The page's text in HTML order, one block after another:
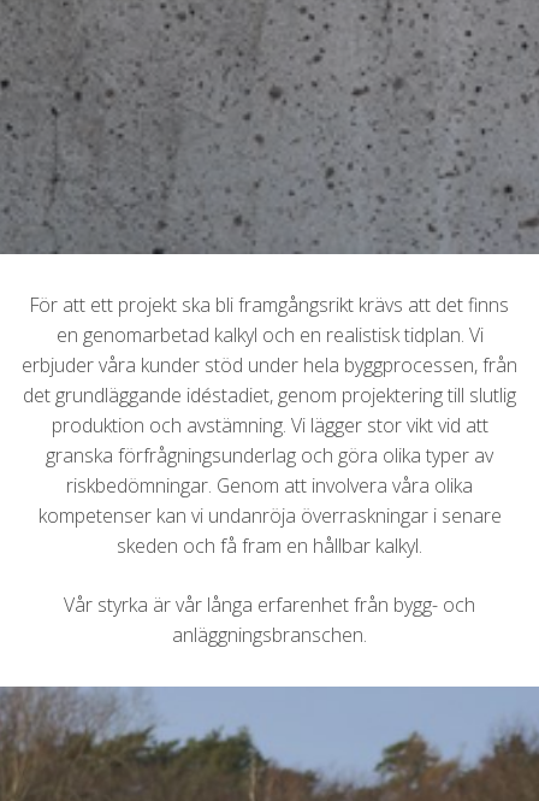
För att ett projekt ska bli framgångsrikt krävs att det finns
en genomarbetad kalkyl och en realistisk tidplan. Vi
erbjuder våra kunder stöd under hela byggprocessen, från
det grundläggande idéstadiet, genom projektering till slutlig
produktion och avstämning. Vi lägger stor vikt vid att
granska förfrågningsunderlag och göra olika typer av
riskbedömningar. Genom att involvera våra olika
kompetenser kan vi undanröja överraskningar i senare
skeden och få fram en hållbar kalkyl.
Vår styrka är vår långa erfarenhet från bygg- och
anläggningsbranschen.